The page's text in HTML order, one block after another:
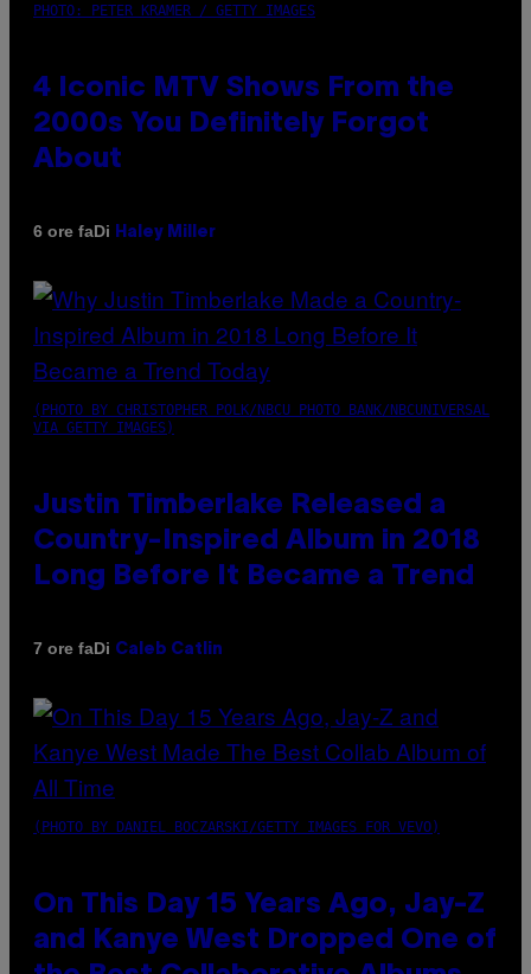
PHOTO: PETER KRAMER / GETTY IMAGES
4 Iconic MTV Shows From the
2000s You Definitely Forgot
About
6 ore faDi Haley Miller
(PHOTO BY CHRISTOPHER POLK/NBCU PHOTO BANK/NBCUNIVERSAL
VIA GETTY IMAGES)
Justin Timberlake Released a
Country-Inspired Album in 2018
Long Before It Became a Trend
7 ore faDi Caleb Catlin
(PHOTO BY DANIEL BOCZARSKI/GETTY IMAGES FOR VEVO)
On This Day 15 Years Ago, Jay-Z
and Kanye West Dropped One of